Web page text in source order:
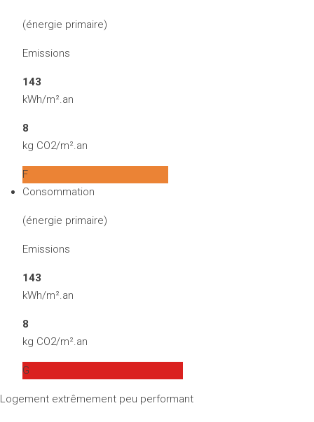
(énergie primaire)
Emissions
143
kWh/m².an
8
kg CO2/m².an
F
Consommation
(énergie primaire)
Emissions
143
kWh/m².an
8
kg CO2/m².an
G
Logement extrêmement peu performant